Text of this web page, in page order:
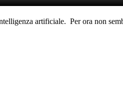
artificiale. Per ora non